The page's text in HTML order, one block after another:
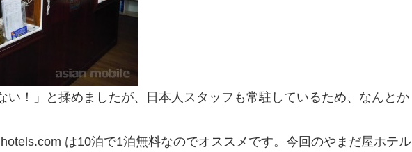
い！」と揉めましたが、日本人スタッフも常駐しているため、なんとか
は10泊で1泊無料なのでオススメです。今回のやまだ屋ホテル